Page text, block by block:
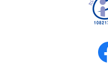
反社会的勢力に対する基本方針